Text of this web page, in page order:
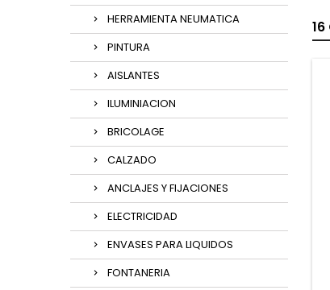
HERRAMIENTA NEUMATICA
PINTURA
AISLANTES
ILUMINIACION
BRICOLAGE
CALZADO
ANCLAJES Y FIJACIONES
ELECTRICIDAD
ENVASES PARA LIQUIDOS
FONTANERIA
16